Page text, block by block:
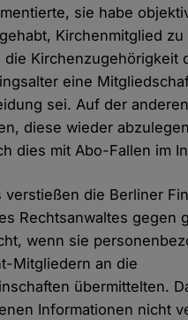
sie habe
Kirchenmitglied zu
die Kirchenzugehörigkeit
eine
sei. Auf der
diese wieder
dies mit Abo-Fallen im
verstießen die Berliner
Rechtsanwaltes gegen
wenn sie
Mitgliedern an die
übermittelten.
Informationen nicht